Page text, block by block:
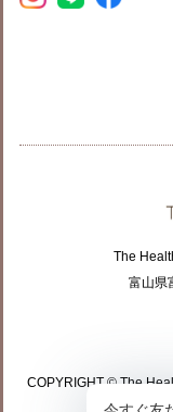
The
富山県
COPYRIGHT © The